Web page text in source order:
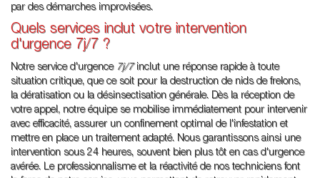
par des démarches improvisées.
Quels services inclut votre intervention
d'urgence 7j/7 ?
Notre service d'urgence 7j/7inclut une réponse rapide à toute
situation critique, que ce soit pour la destruction de nids de frelons,
la dératisation ou la désinsectisation générale. Dès la réception de
votre appel, notre équipe se mobilise immédiatement pour intervenir
avec efficacité, assurer un confinement optimal de l'infestation et
mettre en place un traitement adapté. Nous garantissons ainsi une
intervention sous 24 heures, souvent bien plus tôt en cas d'urgence
avérée. Le professionnalisme et la réactivité de nos techniciens font